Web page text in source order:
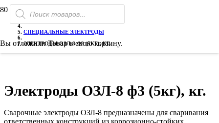
Поиск
товаров
Вы отложилиТоварв свою корзину.
ЭЛЕКТРОДЫ СВАРОЧНЫЕ
СПЕЦИАЛЬНЫЕ ЭЛЕКТРОДЫ
ЭЛЕКТРОДЫ ОЗЛ-8 Ф3 (5КГ), КГ.
Электроды ОЗЛ-8 ф3 (5кг), кг.
Сварочные электроды ОЗЛ-8 предназначены для сваривания
РАСПРОДАЖА!